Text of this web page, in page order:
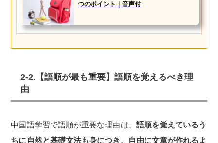
つのポイント｜音声付
2-2.【語順が最も重要】語順を覚えるべき理
由
中国語学習で語順が重要な理由は、 語順を覚えているう
ちに自然と基礎文法も身につき、自由に文章が作れるよ